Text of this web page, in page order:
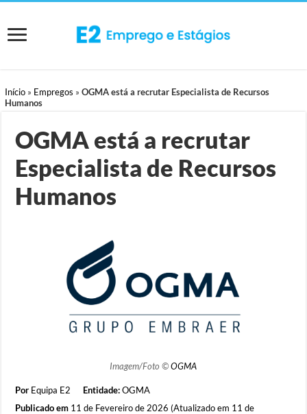
Início » Empregos »OGMA está a recrutar Especialista de Recursos
Humanos
OGMA está a recrutar
Especialista de Recursos
Humanos
Imagem/Foto ©OGMA
Por Equipa E2 Entidade:OGMA
Publicado em 11 de Fevereiro de 2026 (Atualizado em 11 de